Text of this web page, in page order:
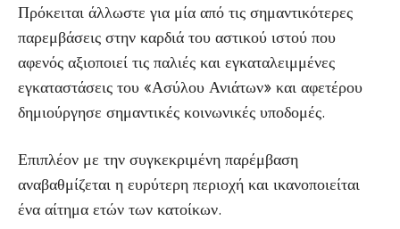
Πρόκειται άλλωστε για μία από τις σημαντικότερες
παρεμβάσεις στην καρδιά του αστικού ιστού που
αφενός αξιοποιεί τις παλιές και εγκαταλειμμένες
εγκαταστάσεις του «Ασύλου Ανιάτων» και αφετέρου
δημιούργησε σημαντικές κοινωνικές υποδομές.
Επιπλέον με την συγκεκριμένη παρέμβαση
αναβαθμίζεται η ευρύτερη περιοχή και ικανοποιείται
ένα αίτημα ετών των κατοίκων.